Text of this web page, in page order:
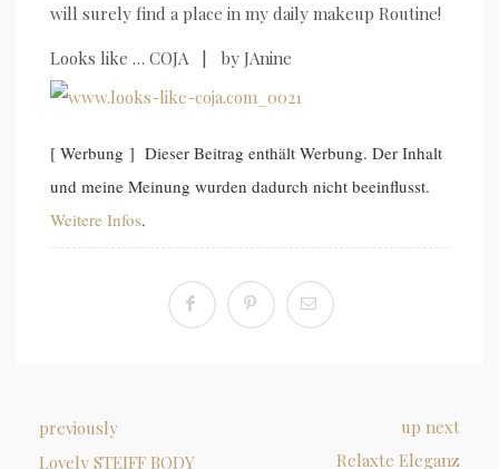
will surely find a place in my daily makeup Routine!
Looks like … COJA | by JAnine
[ Werbung ] Dieser Beitrag enthält Werbung. Der Inhalt
und meine Meinung wurden dadurch nicht beeinflusst.
Weitere Infos.
previously
Lovely STEIFF BODY
up next
Relaxte Eleganz